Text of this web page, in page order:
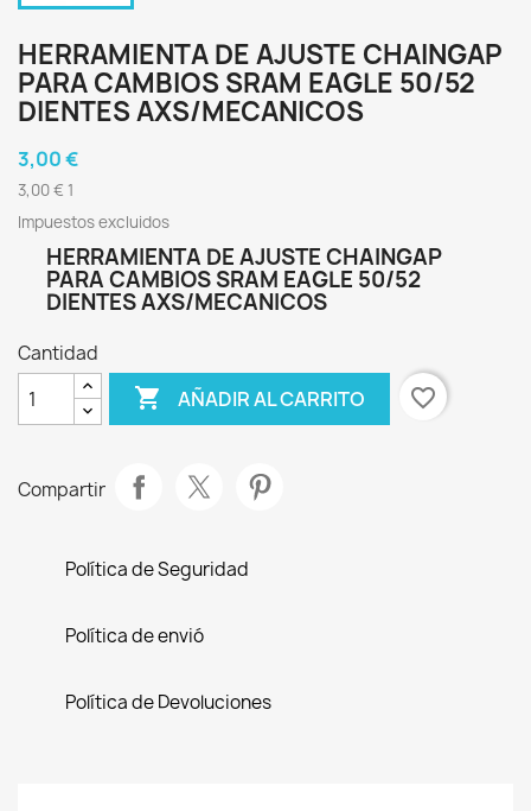
HERRAMIENTA DE AJUSTE CHAINGAP
PARA CAMBIOS SRAM EAGLE 50/52
DIENTES AXS/MECANICOS
3,00 €
3,00 € 1
Impuestos excluidos
HERRAMIENTA DE AJUSTE CHAINGAP
PARA CAMBIOS SRAM EAGLE 50/52
DIENTES AXS/MECANICOS
Cantidad
 AÑADIR AL CARRITO favorite_border
Compartir
Política de Seguridad
Política de envió
Política de Devoluciones